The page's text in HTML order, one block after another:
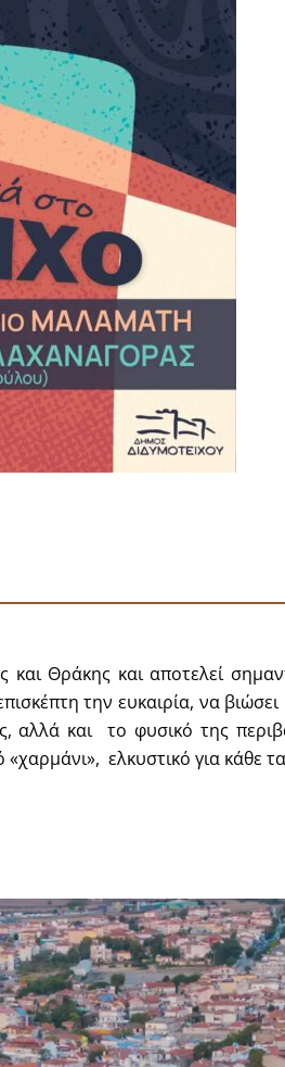
Θράκης και αποτελεί
την ευκαιρία, να βιώσει
και το φυσικό της
ελκυστικό για κάθε